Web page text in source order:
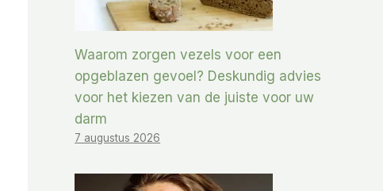
Waarom zorgen vezels voor een
opgeblazen gevoel? Deskundig advies
voor het kiezen van de juiste voor uw
darm
7 augustus 2026